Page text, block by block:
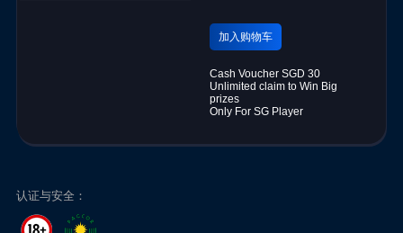
加入购物车
Cash Voucher SGD 30
Unlimited claim to Win Big
prizes
Only For SG Player
认证与安全：